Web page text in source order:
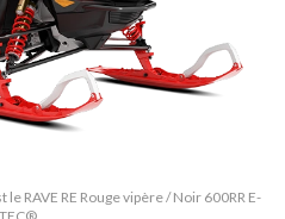
RAVE RE Rouge vipère / Noir 600RR E-